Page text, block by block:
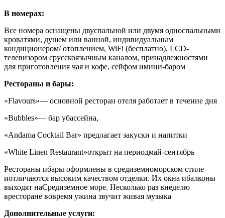
В номерах:
Все номера оснащены двуспальной или двумя односпальными
кроватями, душем или ванной, индивидуальным
кондиционером/ отоплением, WiFi (бесплатно), LCD-
телевизором срусскоязычным каналом, принадлежностями
для приготовления чая и кофе, сейфом имини-баром
Рестораны и бары:
«Flavours»— основной ресторан отеля работает в течение дня
«Bubbles»— бар убассейна,
«Andama Cocktail Bar» предлагает закуски и напитки
«White Linen Restaurant»открыт на периодмай-сентябрь
Рестораны ибары оформлены в средиземноморском стиле
иотличаются высоким качеством отделки. Их окна ибалконы
выходят наСредиземное море. Несколько раз внеделю
вресторане вовремя ужина звучит живая музыка
Дополнительные услуги: